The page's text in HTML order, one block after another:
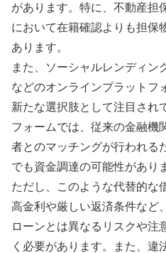
があります。特に、不動産担
において在籍確認よりも担保
あります。
また、ソーシャルレンディン
などのオンラインプラットフ
新たな選択肢として注目され
フォームでは、従来の金融機
者とのマッチングが行われる
でも資金調達の可能性があり
ただし、このような代替的な
高金利や厳しい返済条件など
ローンとは異なるリスクや注
く必要があります。また、違